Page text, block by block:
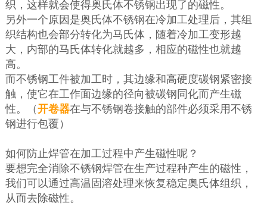
织，这样就会使得奥氏体不锈钢出现了的磁性。
另外一个原因是奥氏体不锈钢在冷加工处理后，其组
织结构也会部分转化为马氏体，随着冷加工变形越
大，内部的马氏体转化就越多，相应的磁性也就越
高。
而不锈钢工件被加工时，其边缘和高硬度碳钢紧密接
触，使它在工作面边缘的径向被碳钢同化而产生磁
性。（开卷器在与不锈钢卷接触的部件必须采用不锈
钢进行包覆）
如何防止焊管在加工过程中产生磁性呢？
要想完全消除不锈钢焊管在生产过程种产生的磁性，
我们可以通过高温固溶处理来恢复稳定奥氏体组织，
从而去除磁性。